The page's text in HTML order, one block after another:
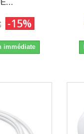
-15%
immédiate